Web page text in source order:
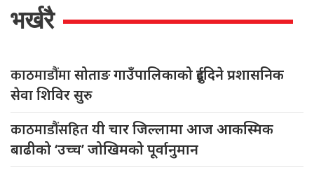
भर्खरै
काठमाडौंमासोताङ गाउँपालिकाको दुईदिने प्रशासनिक
सेवा शिविर सुरु
काठमाडौंसहितयी चार जिल्लामा आज आकस्मिक
बाढीको ‘उच्च’ जोखिमको पूर्वानुमान